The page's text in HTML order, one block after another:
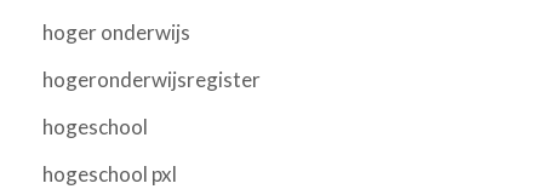
hoger onderwijs
hogeronderwijsregister
hogeschool
hogeschool pxl